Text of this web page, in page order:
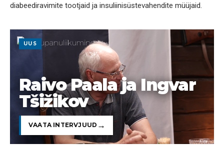
diabeediravimite tootjaid ja insuliinisüstevahendite müüjaid.
UUS
Raivo Paala ja Ingvar
Tšižikov
VAATA INTERVJUUD